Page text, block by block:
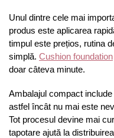
Unul dintre cele mai
produs este aplicarea
timpul este prețios, rutina
simplă. Cushion foundation
doar câteva minute.
Ambalajul compact
astfel încât nu mai este
Tot procesul devine mai
tapotare ajută la